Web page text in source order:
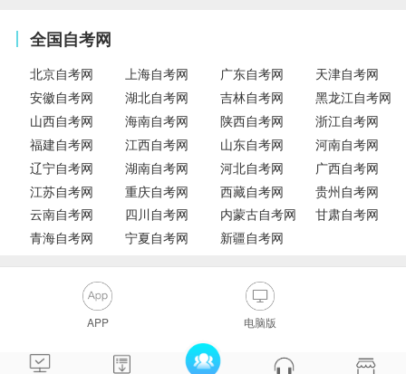
全国自考网
北京自考网 上海自考网 广东自考网
天津自考网
安徽自考网
湖北自考网 吉林自考网
黑龙江自考网
山西自考网
海南自考网 陕西自考网
浙江自考网
福建自考网
江西自考网 山东自考网
河南自考网
辽宁自考网
湖南自考网 河北自考网
广西自考网
江苏自考网
重庆自考网 西藏自考网
贵州自考网
云南自考网
四川自考网 内蒙古自考网
甘肃自考网
青海自考网
宁夏自考网 新疆自考网
APP 电脑版